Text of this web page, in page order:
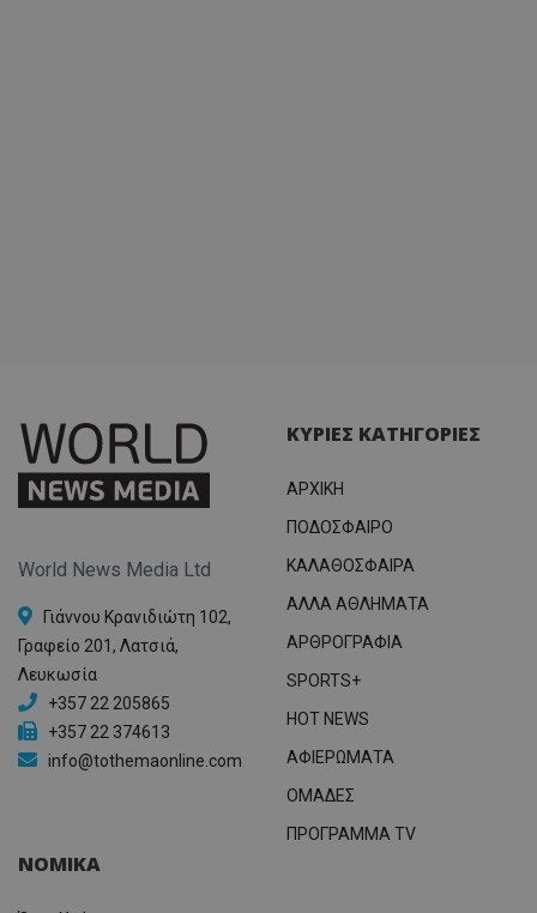
World News Media Ltd
Γιάννου Κρανιδιώτη 102,
Γραφείο 201, Λατσιά,
Λευκωσία
+357 22 205865
+357 22 374613
info@tothemaonline.com
ΚΥΡΙΕΣ ΚΑΤΗΓΟΡΙΕΣ
ΑΡΧΙΚΗ
ΠΟΔΟΣΦΑΙΡΟ
ΚΑΛΑΘΟΣΦΑΙΡΑ
ΑΛΛΑ ΑΘΛΗΜΑΤΑ
ΑΡΘΡΟΓΡΑΦΙΑ
SPORTS+
HOT NEWS
ΑΦΙΕΡΩΜΑΤΑ
ΟΜΑΔΕΣ
ΠΡΟΓΡΑΜΜΑ TV
ΝΟΜΙΚΑ